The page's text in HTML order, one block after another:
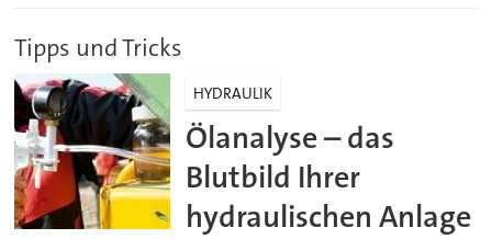
Tipps und Tricks
HYDRAULIK
Ölanalyse – das
Blutbild Ihrer
hydraulischen Anlage